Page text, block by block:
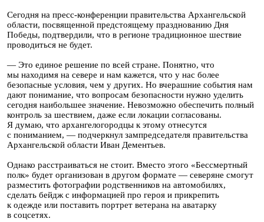
Сегодня на пресс-конференции правительства Архангельской
области, посвященной предстоящему празднованию Дня
Победы, подтвердили, что в регионе традиционное шествие
проводиться не будет.
— Это единое решение по всей стране. Понятно, что
мы находимя на севере и нам кажется, что у нас более
безопасные условия, чем у других. Но вчерашние события нам
дают понимание, что вопросам безопасности нужно уделить
сегодня наибольшее значение. Невозможно обеспечить полный
контроль за шествием, даже если локации согласованы.
Я думаю, что архангелогородцы к этому отнесутся
с пониманием, — подчеркнул зампредседателя правительства
Архангельской области Иван Дементьев.
Однако расстраиваться не стоит. Вместо этого «Бессмертный
полк» будет организован в другом формате — северяне смогут
разместить фотографии родственников на автомобилях,
сделать бейдж с информацией про героя и прикрепить
к одежде или поставить портрет ветерана на аватарку
в соцсетях.